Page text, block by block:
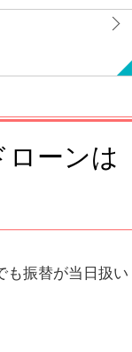
ローンは
も振替が当日扱い